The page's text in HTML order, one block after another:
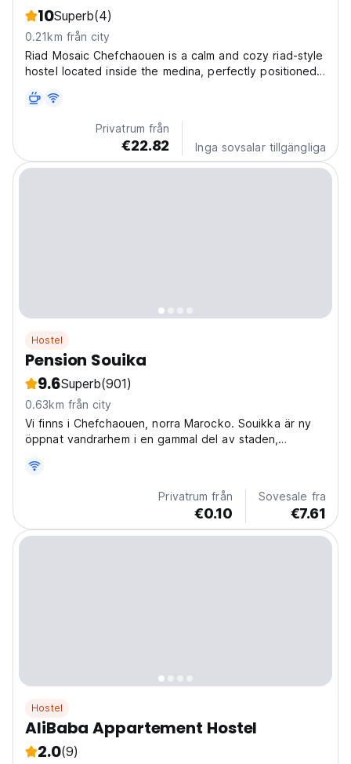
10Superb(4)
0.21km från city
Riad Mosaic Chefchaouen is a calm and cozy riad-style
hostel located inside the medina, perfectly positioned
Whether you’re exploring the blue streets or heading
out for nature adventures, everything is just a...
Privatrum från
€22.82 Inga sovsalar tillgängliga
Hostel
Pension Souika
9.6Superb(901)
0.63km från city
Vi finns i Chefchaouen, norra Marocko. Souikka är ny
öppnat vandrarhem i en gammal del av staden,
Privatrum från
€0.10
Sovesale fra
€7.61
Hostel
AliBaba Appartement Hostel
2.0(9)